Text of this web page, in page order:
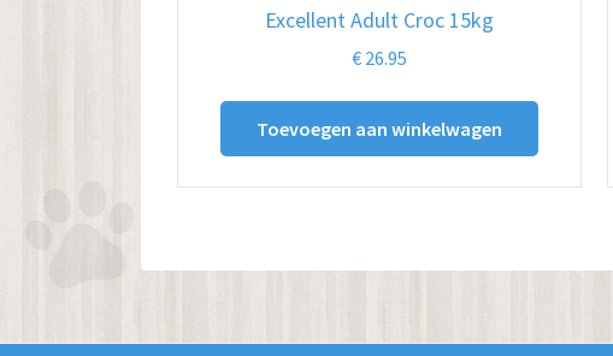
Excellent Adult Croc 15kg
€ 26.95
Toevoegen aan winkelwagen